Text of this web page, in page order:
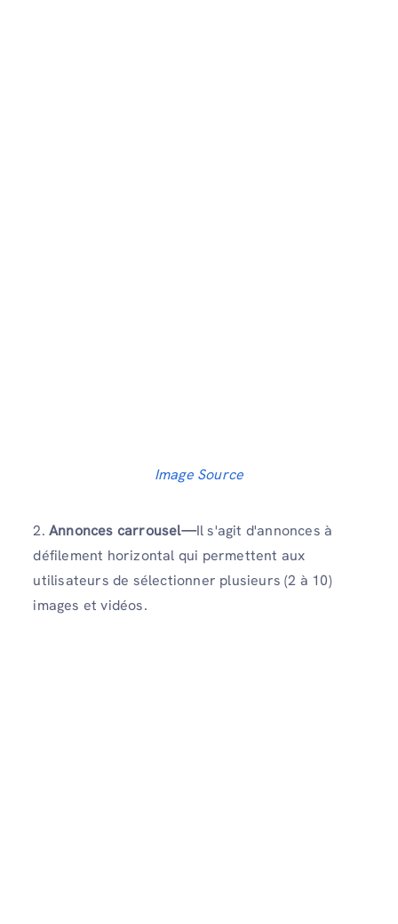
Image Source
2. Annonces carrousel—Il s'agit d'annonces à
défilement horizontal qui permettent aux
utilisateurs de sélectionner plusieurs (2 à 10)
images et vidéos.